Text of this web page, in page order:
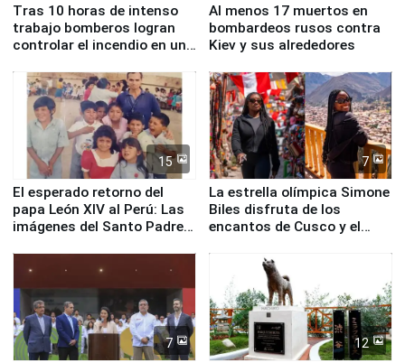
Tras 10 horas de intenso
trabajo bomberos logran
controlar el incendio en una
de Chile
Al menos 17 muertos en
bombardeos rusos contra
Kiev y sus alrededores
15
El esperado retorno del
papa León XIV al Perú: Las
imágenes del Santo Padre
7
La estrella olímpica Simone
Biles disfruta de los
encantos de Cusco y el
7 12